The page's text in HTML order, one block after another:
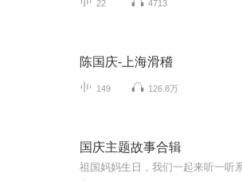
22 4713
陈国庆-上海滑稽
149 126.8万
国庆主题故事合辑